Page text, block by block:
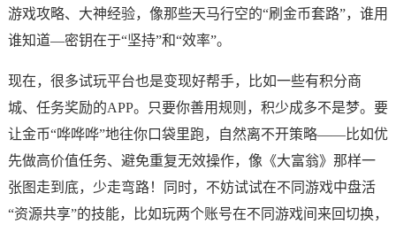
游戏攻略、大神经验，像那些天马行空的“刷金币套路”，谁用
谁知道—密钥在于“坚持”和“效率”。
现在，很多试玩平台也是变现好帮手，比如一些有积分商
城、任务奖励的APP。只要你善用规则，积少成多不是梦。要
让金币“哗哗哗”地往你口袋里跑，自然离不开策略——比如优
先做高价值任务、避免重复无效操作，像《大富翁》那样一
张图走到底，少走弯路！同时，不妨试试在不同游戏中盘活
“资源共享”的技能，比如玩两个账号在不同游戏间来回切换，